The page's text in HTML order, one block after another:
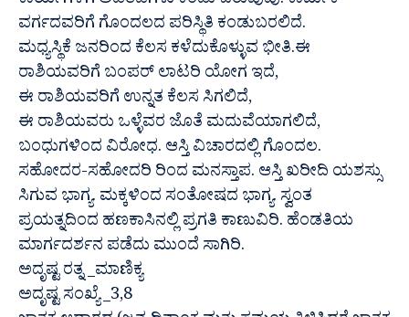
ವರ್ಗದವರಿಗೆ ಗೊಂದಲದ ಪರಿಸ್ಥಿತಿ ಕಂಡುಬರಲಿದೆ.
ಮಧ್ಯಸ್ಥಿಕೆ ಜನರಿಂದ ಕೆಲಸ ಕಳೆದುಕೊಳ್ಳುವ ಭೀತಿ.ಈ
ರಾಶಿಯವರಿಗೆ ಬಂಪರ್ ಲಾಟರಿ ಯೋಗ ಇದೆ,
ಈ ರಾಶಿಯವರಿಗೆ ಉನ್ನತ ಕೆಲಸ ಸಿಗಲಿದೆ,
ಈ ರಾಶಿಯವರು ಒಳ್ಳೆವರ ಜೊತೆ ಮದುವೆಯಾಗಲಿದೆ,
ಬಂಧುಗಳಿಂದ ವಿರೋಧ. ಆಸ್ತಿ ವಿಚಾರದಲ್ಲಿ ಗೊಂದಲ.
ಸಹೋದರ-ಸಹೋದರಿ ರಿಂದ ಮನಸ್ತಾಪ. ಆಸ್ತಿ ಖರೀದಿ ಯಶಸ್ಸು
ಸಿಗುವ ಭಾಗ್ಯ. ಮಕ್ಕಳಿಂದ ಸಂತೋಷದ ಭಾಗ್ಯ. ಸ್ವಂತ
ಪ್ರಯತ್ನದಿಂದ ಹಣಕಾಸಿನಲ್ಲಿ ಪ್ರಗತಿ ಕಾಣುವಿರಿ. ಹೆಂಡತಿಯ
ಮಾರ್ಗದರ್ಶನ ಪಡೆದು ಮುಂದೆ ಸಾಗಿರಿ.
ಅದೃಷ್ಟ ರತ್ನ _ಮಾಣಿಕ್ಯ
ಅದೃಷ್ಟ ಸಂಖ್ಯೆ _3,8